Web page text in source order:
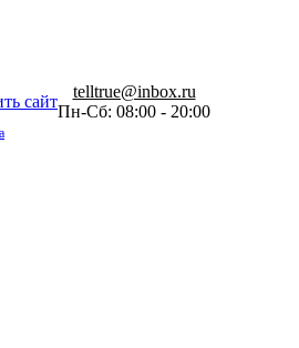
сайт
telltrue@inbox.ru
Пн-Сб: 08:00 - 20:00